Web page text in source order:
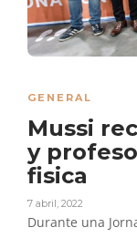
GENERAL
Mussi
y
fisica
7 abril, 2022
Durante una